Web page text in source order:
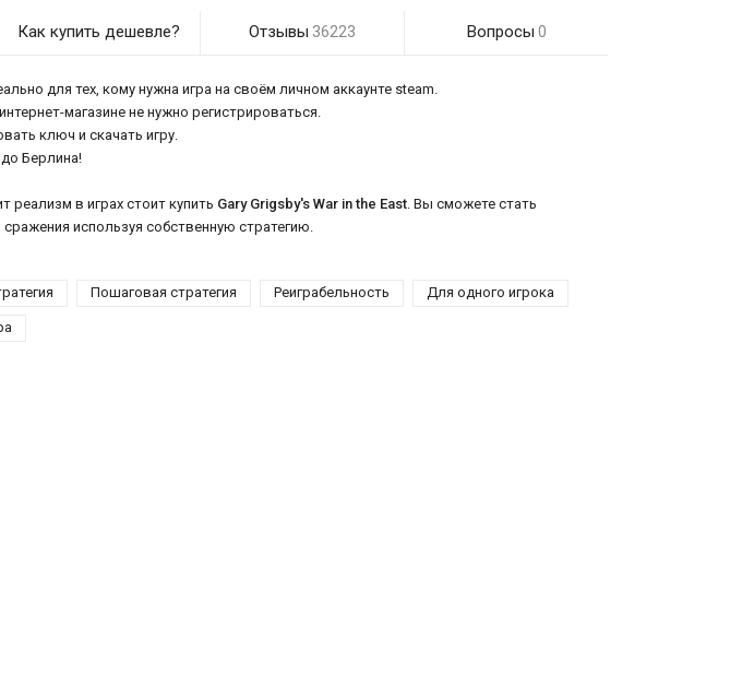
Как купить дешевле? Отзывы 36223 Вопросы 0
для тех, кому нужна игра на своём личном аккаунте steam.
магазине не нужно регистрироваться.
ключ и скачать игру.
Берлина!
реализм в играх стоит купить Gary Grigsby's War in the East . Вы сможете стать
используя собственную стратегию.
Пошаговая стратегия Реиграбельность Для одного игрока